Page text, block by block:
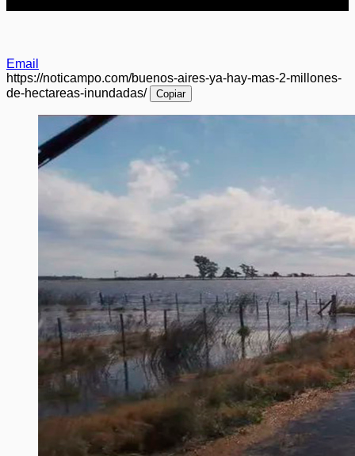
Email
https://noticampo.com/buenos-aires-ya-hay-mas-2-millones-
de-hectareas-inundadas/
Copiar